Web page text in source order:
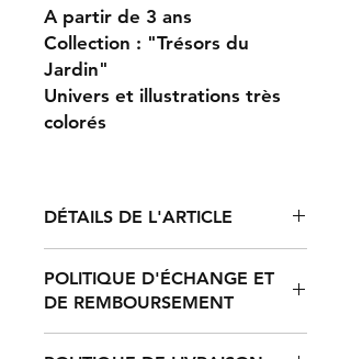
A partir de 3 ans
Collection : "Trésors du
Jardin"
Univers et illustrations très
colorés
DÉTAILS DE L'ARTICLE
POLITIQUE D'ÉCHANGE ET
DE REMBOURSEMENT